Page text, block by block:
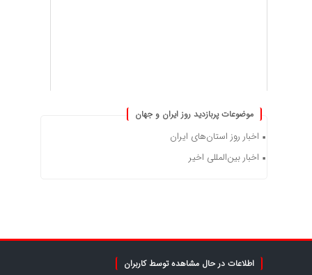
موضوعات پربازدید روز ایران و جهان
اخبار روز استان‌های ایران
اخبار بین‌المللی اخیر
اطلاعات در حال مشاهده توسط کاربران